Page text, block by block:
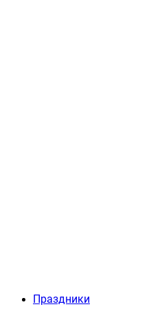
Праздники